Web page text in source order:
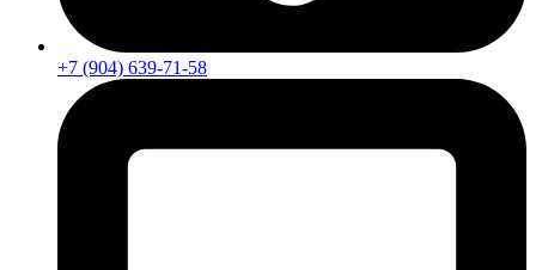
+7 (904) 639-71-58